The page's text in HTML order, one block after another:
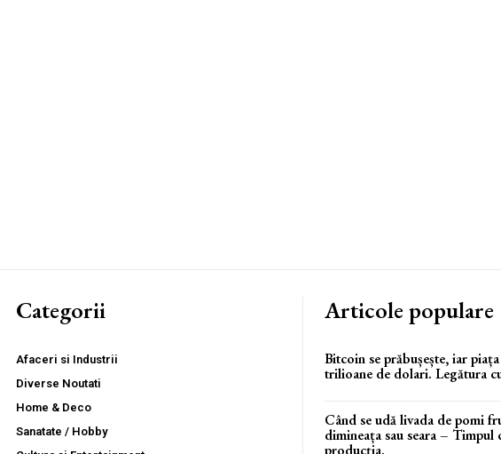
Categorii
Afaceri si Industrii
Diverse Noutati
Home & Deco
Sanatate / Hobby
Articole populare
Bitcoin se prăbușește, iar
trilioane de dolari. Legătura
Când se udă livada de pomi
dimineața sau seara – Timpul
producția.